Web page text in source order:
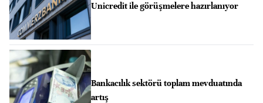
Unicredit ile görüşmelere hazırlanıyor
Bankacılık sektörü toplam mevduatında
artış